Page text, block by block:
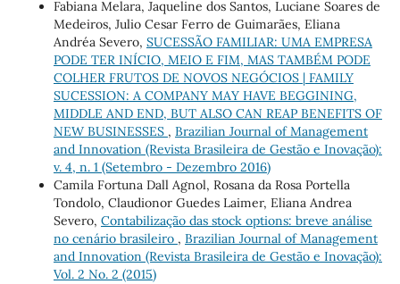
Fabiana Melara, Jaqueline dos Santos, Luciane Soares de
Medeiros, Julio Cesar Ferro de Guimarães, Eliana
Andréa Severo, SUCESSÃO FAMILIAR: UMA EMPRESA
PODE TER INÍCIO, MEIO E FIM, MAS TAMBÉM PODE
COLHER FRUTOS DE NOVOS NEGÓCIOS | FAMILY
SUCESSION: A COMPANY MAY HAVE BEGGINING,
MIDDLE AND END, BUT ALSO CAN REAP BENEFITS OF
NEW BUSINESSES , Brazilian Journal of Management
and Innovation (Revista Brasileira de Gestão e Inovação):
v. 4, n. 1 (Setembro - Dezembro 2016)
Camila Fortuna Dall Agnol, Rosana da Rosa Portella
Tondolo, Claudionor Guedes Laimer, Eliana Andrea
Severo, Contabilização das stock options: breve análise
no cenário brasileiro , Brazilian Journal of Management
and Innovation (Revista Brasileira de Gestão e Inovação):
Vol. 2 No. 2 (2015)